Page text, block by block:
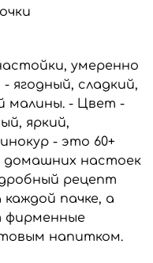
умеренно
ягодный, сладкий,
малины. - Цвет -
яркий,
- это 60+
домашних настоек
рецепт
пачке, а
фирменные
напитком.